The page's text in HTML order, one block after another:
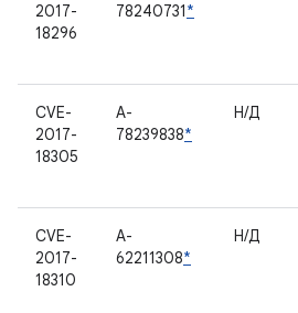
2017-
18296
78240731*
CVE-
2017-
18305
A-
78239838*
Н/Д
CVE-
2017-
18310
A-
62211308*
Н/Д